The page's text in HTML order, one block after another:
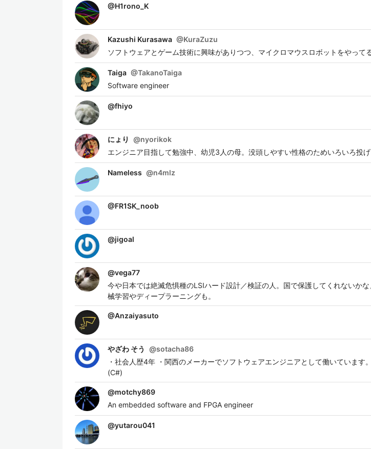
@H1rono_K
Kazushi Kurasawa @KuraZuzu
ソフトウェアとゲーム技術に興味がありつつ、マイクロマウスロボットをやってる
Taiga @TakanoTaiga
Software engineer
@fhiyo
にょり @nyorikok
エンジニア目指して勉強中、幼児3人の母。没頭しやすい性格のためいろいろ投げ
Nameless @n4mlz
@FR1SK_noob
@jigoal
@vega77
今や日本では絶滅危惧種のLSIハード設計／検証の人。国で保護してくれないか
械学習やディープラーニングも。
@Anzaiyasuto
やざわ そう @sotacha86
・社会人歴4年 ・関西のメーカーでソフトウェアエンジニアとして働いていま
(C#)
@motchy869
An embedded software and FPGA engineer
@yutarou041